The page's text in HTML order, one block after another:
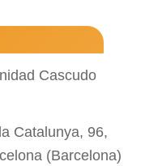
Cascudo
Catalunya, 96,
(Barcelona)